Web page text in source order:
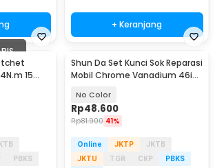
+ Keranjang
15
PBKS
Shun Da Set Kunci Sok Reparasi
Mobil Chrome Vanadium 46in1
No Color
Rp48.600
Rp81.900 41%
Online JKTP
JKTB
JKTU
TGR CKP
PBKS